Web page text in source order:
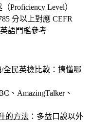
Proficiency Level）
分以上對應 CEFR
語門檻參考
全民英檢比較 ：搞懂哪
、AmazingTalker、
的方法 ：多益口說以外